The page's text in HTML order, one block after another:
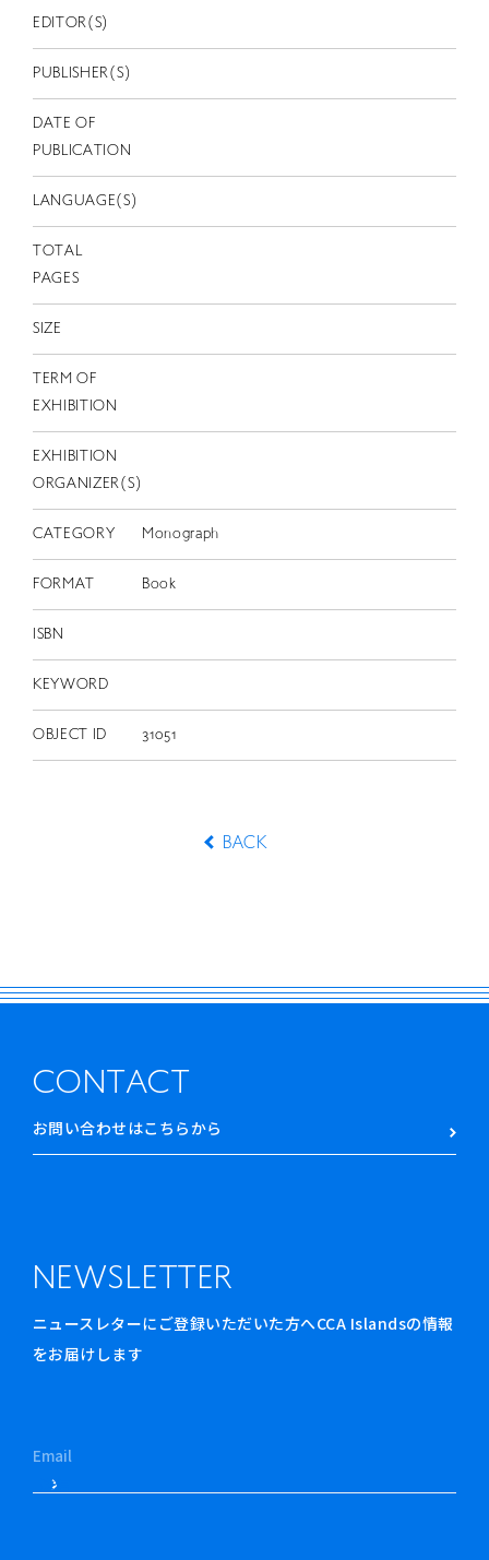
JP
EN
EDITOR(S)
PUBLISHER(S)
DATE OF
PUBLICATION
LANGUAGE(S)
TOTAL
PAGES
SIZE
TERM OF
EXHIBITION
EXHIBITION
ORGANIZER(S)
CATEGORY Monograph
FORMAT Book
ISBN
KEYWORD
OBJECT ID 31051
BACK
CONTACT
お問い合わせはこちらから
NEWSLETTER
ニュースレターにご登録いただいた方へCCA Islandsの情報
をお届けします